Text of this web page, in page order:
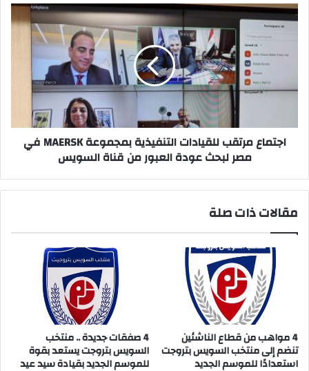
اجتماع
مرتقب
للقيادات
التنفيذية
بمجموعة
MAERSK
في
لبحث
عودة
قناة
اجتماع مرتقب للقيادات التنفيذية بمجموعة MAERSK في
مصر لبحث عودة العبور من قناة السويس
مقالات ذات صلة
4 مواهب من قطاع الناشئين
تنضم إلى منتخب السويس بتروجت
استعدادًا للموسم الجديد
4 صفقات جديدة .. منتخب
السويس بتروجت يستعد بقوة
للموسم الجديد بقيادة سيد عيد